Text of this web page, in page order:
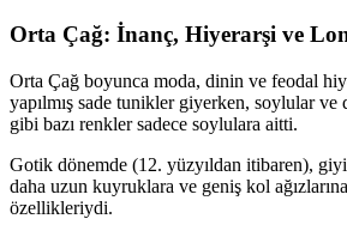
Orta Çağ: İnanç, Hiyerarşi ve
Orta Çağ boyunca moda, dinin ve feodal
yapılmış sade tunikler giyerken, soylular
gibi bazı renkler sadece soylulara aitti.
Gotik dönemde (12. yüzyıldan itibaren),
daha uzun kuyruklara ve geniş kol
özellikleriydi.